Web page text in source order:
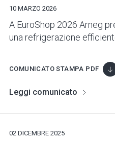
10 MARZO 2026
A EuroShop 2026 Arneg
una refrigerazione
COMUNICATO STAMPA PDF
Leggi comunicato
02 DICEMBRE 2025